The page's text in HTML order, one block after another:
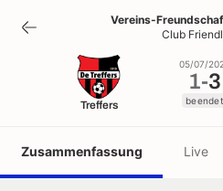
1-3
Vereins-
Club
Treffers
05/07/
1-3
beendet
Zusammenfassung Live